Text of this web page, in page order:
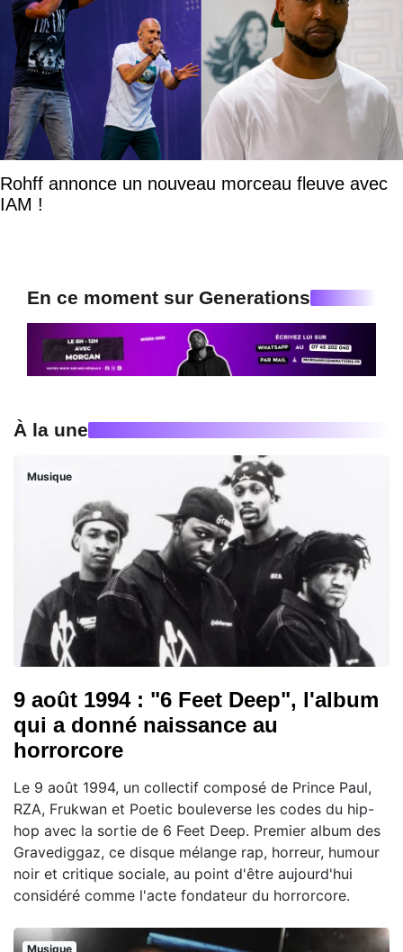
Rohff annonce un nouveau morceau fleuve avec
IAM !
En ce moment sur Generations
À la une
Musique
9 août 1994 : "6 Feet Deep", l'album
qui a donné naissance au
horrorcore
Le 9 août 1994, un collectif composé de Prince Paul,
RZA, Frukwan et Poetic bouleverse les codes du hip-
hop avec la sortie de 6 Feet Deep. Premier album des
Gravediggaz, ce disque mélange rap, horreur, humour
noir et critique sociale, au point d'être aujourd'hui
considéré comme l'acte fondateur du horrorcore.
Musique